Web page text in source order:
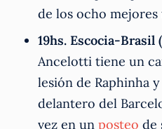
de los ocho
19hs. Escocia-Brasil
Ancelotti tiene un
lesión de Raphinha
delantero del
vez en unposteo de